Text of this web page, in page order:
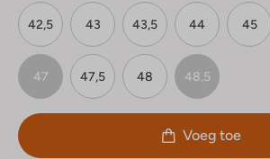
42,5 43 43,5 44 45
47 47,5 48 48,5
Voeg toe